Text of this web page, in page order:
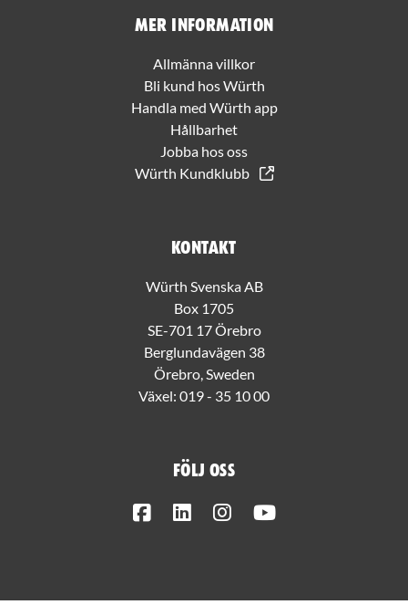
Mer information
Allmänna villkor
Bli kund hos Würth
Handla med Würth app
Hållbarhet
Jobba hos oss
Würth Kundklubb
Kontakt
Würth Svenska AB
Box 1705
SE-701 17 Örebro
Berglundavägen 38
Örebro, Sweden
Växel: 019 - 35 10 00
Följ oss
FacebookLinkedInInstagram